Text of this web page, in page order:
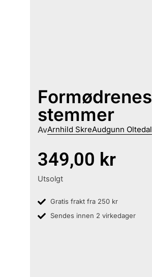
Formødrenes
stemmer
AvArnhild SkreAudgunn Oltedal
349,00 kr
Utsolgt
Gratis frakt fra 250 kr
Sendes innen 2 virkedager